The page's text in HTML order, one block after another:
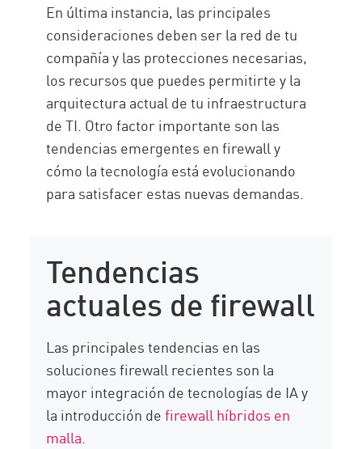
En última instancia, las principales
consideraciones deben ser la red de tu
compañía y las protecciones necesarias,
los recursos que puedes permitirte y la
arquitectura actual de tu infraestructura
de TI. Otro factor importante son las
tendencias emergentes en firewall y
cómo la tecnología está evolucionando
para satisfacer estas nuevas demandas.
Tendencias
actuales de firewall
Las principales tendencias en las
soluciones firewall recientes son la
mayor integración de tecnologías de IA y
la introducción defirewall híbridos en
malla.